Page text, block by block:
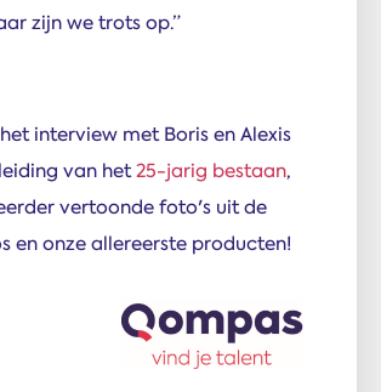
zijn we trots op.”
interview met Boris en Alexis
van het25-jarig bestaan,
vertoonde foto's uit de
en onze allereerste producten!